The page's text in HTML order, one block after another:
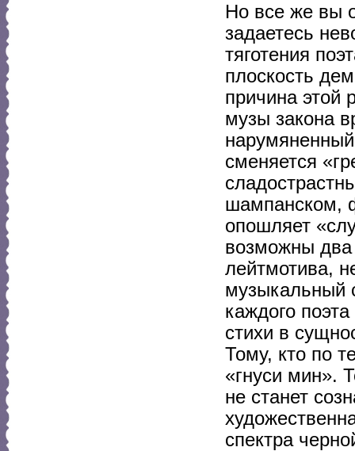
Но все же вы
задаетесь
тяготения
плоскость
причина этой
музы закона
сменяется
шампанском,
опошляет
возможны два
лейтмотива,
музыкальный
каждого
стихи в
Тому, кто по
«гнуси мин».
не станет
спектра